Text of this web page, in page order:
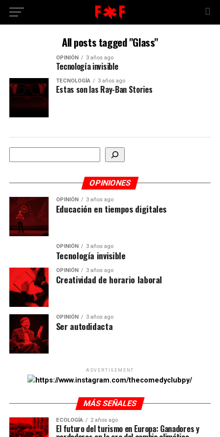
All posts tagged "Glass"
OPINIÓN 3 años ago
Tecnología invisible
TECNOLOGÍA 3 años ago
Estas son las Ray-Ban Stories
Buscar
OPINIONES
OPINIÓN 3 años ago
Educación en tiempos digitales
OPINIÓN 3 años ago
Tecnología invisible
OPINIÓN 3 años ago
Creatividad de horario laboral
OPINIÓN 3 años ago
Ser autodidacta
ADVERTISEMENT
https://www.instagram.com/thecomedyclubpy/
MÁS SEÑALES
ECOLOGÍA 2 años ago
El futuro del turismo en Europa: Ganadores y